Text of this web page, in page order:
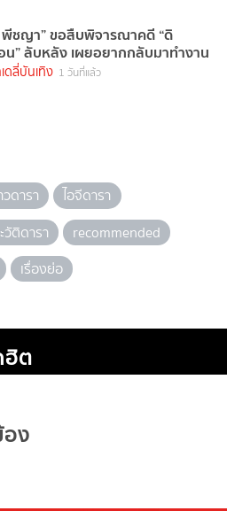
พีชญา” ขอสืบพิจารณาคดี “ดิ
น” ลับหลัง เผยอยากกลับมาทำงาน
ดลี่บันเทิง 1 วันที่แล้ว
วดารา
ไอจีดารา
วัติดารา
recommended
เรื่องย่อ
ฮิต
ง